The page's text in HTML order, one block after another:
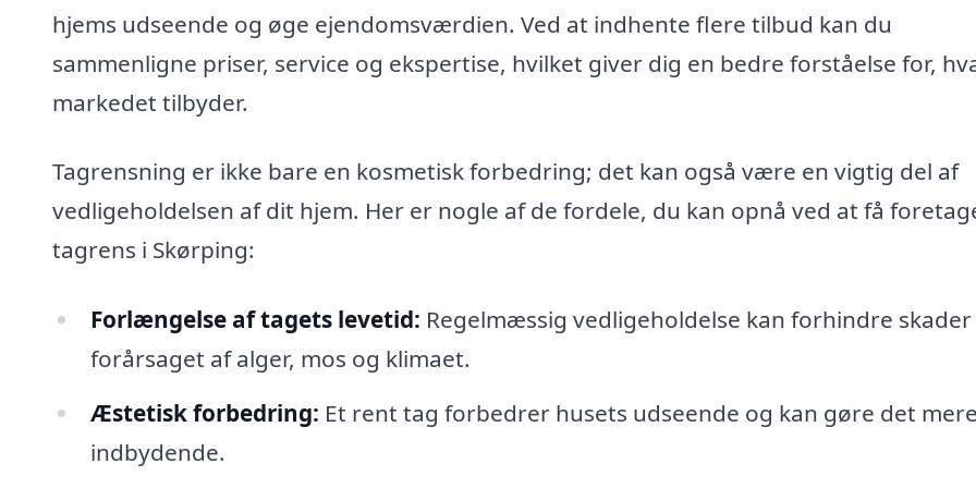
hjems udseende og øge ejendomsværdien. Ved at indhente flere tilbud kan du
sammenligne priser, service og ekspertise, hvilket giver dig en bedre forståelse for,
markedet tilbyder.
Tagrensning er ikke bare en kosmetisk forbedring; det kan også være en vigtig del af
vedligeholdelsen af dit hjem. Her er nogle af de fordele, du kan opnå ved at få
tagrens i Skørping:
Forlængelse af tagets levetid: Regelmæssig vedligeholdelse kan forhindre skader
forårsaget af alger, mos og klimaet.
Æstetisk forbedring: Et rent tag forbedrer husets udseende og kan gøre det mere
indbydende.